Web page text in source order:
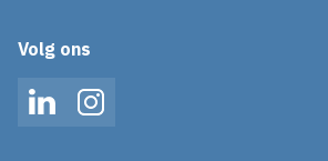
Volg ons
LinkedInInstagram